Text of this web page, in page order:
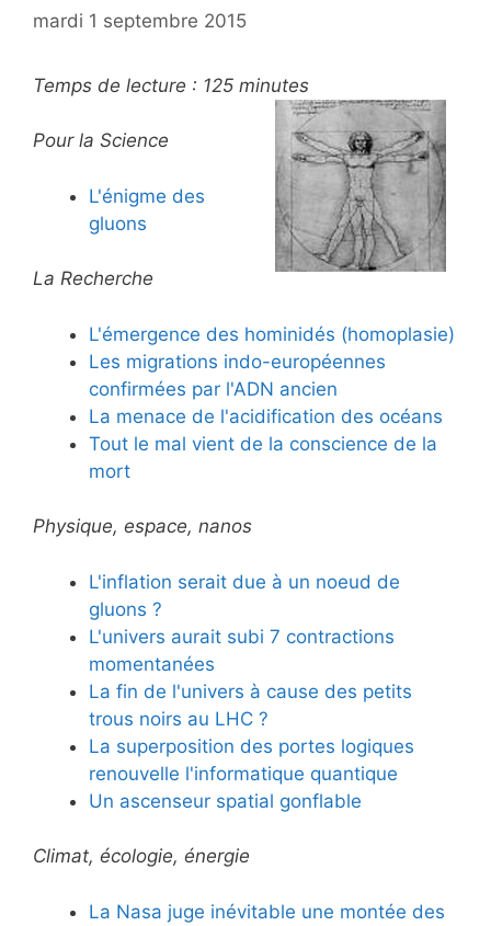
mardi 1 septembre 2015
Temps de lecture : 125 minutes
Pour la Science
L'énigme des
gluons
La Recherche
L'émergence des hominidés (homoplasie)
Les migrations indo-européennes
confirmées par l'ADN ancien
La menace de l'acidification des océans
Tout le mal vient de la conscience de la
mort
Physique, espace, nanos
L'inflation serait due à un noeud de
gluons ?
L'univers aurait subi 7 contractions
momentanées
La fin de l'univers à cause des petits
trous noirs au LHC ?
La superposition des portes logiques
renouvelle l'informatique quantique
Un ascenseur spatial gonflable
Climat, écologie, énergie
La Nasa juge inévitable une montée des